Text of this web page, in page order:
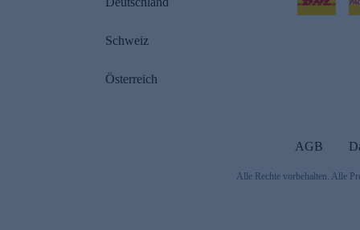
Schweiz
Österreich
AGB
Alle Rechte vorbehalten. Alle